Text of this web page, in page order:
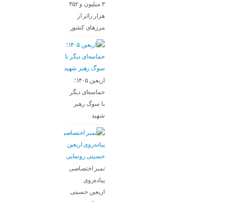
۳ میلیون و ۳۵۲
هزار زائر از
مرزهای کشور
اربعین ۱۴۰۵؛
حماسه‌ای دیگر
با سوگ رهبر
شهید
تمبر اختصاصی
پیاده‌روی
اربعین حسینی